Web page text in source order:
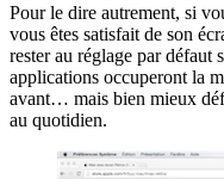
Pour le dire autrement, si
vous êtes satisfait de son
rester au réglage par défaut
applications occuperont la
avant… mais bien mieux
au quotidien.